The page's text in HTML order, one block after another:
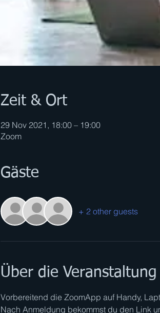
Zeit & Ort
29 Nov 2021, 18:00 – 19:00
Zoom
Gäste
+ 2 other guests
Über die Veranstaltung
Vorbereitend die ZoomApp auf Handy,
Nach Anmeldung bekommst du den Link